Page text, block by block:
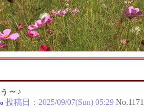
～♪
投稿日： 2025/09/07(Sun) 05:29 No.